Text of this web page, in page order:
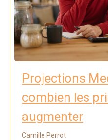
Projections
combien les
augmenter
Camille Perrot